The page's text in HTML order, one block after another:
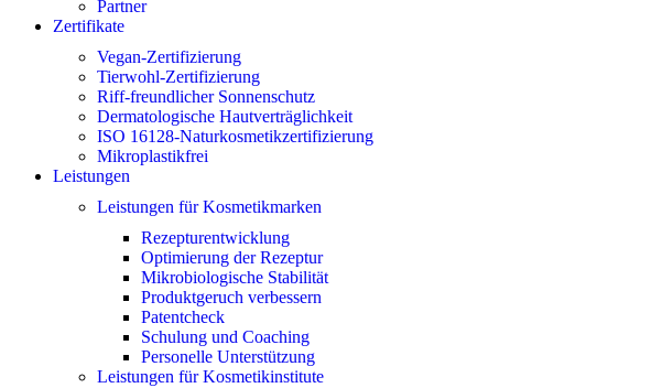
Partner
Zertifikate
Vegan-Zertifizierung
Tierwohl-Zertifizierung
Riff-freundlicher Sonnenschutz
Dermatologische Hautverträglichkeit
ISO 16128-Naturkosmetikzertifizierung
Mikroplastikfrei
Leistungen
Leistungen für Kosmetikmarken
Rezepturentwicklung
Optimierung der Rezeptur
Mikrobiologische Stabilität
Produktgeruch verbessern
Patentcheck
Schulung und Coaching
Personelle Unterstützung
Leistungen für Kosmetikinstitute